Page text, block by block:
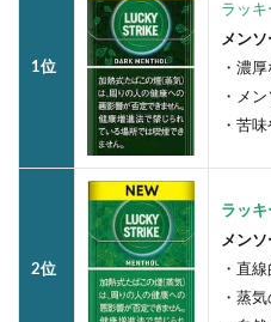
1位
ラッ
メンソ
・濃
・メ
・苦
2位
ラッ
メンソ
・直
・蒸